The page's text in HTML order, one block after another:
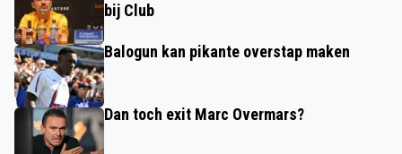
bij Club
Balogun kan pikante overstap maken
Dan toch exit Marc Overmars?